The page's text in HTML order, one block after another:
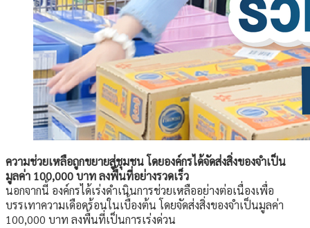
ความช่วยเหลือถูกขยายสู่ชุมชน โดยองค์กรได้จัดส่งสิ่งของจำเป็น
มูลค่า 100,000 บาท ลงพื้นที่อย่างรวดเร็ว
นอกจากนี้ องค์กรได้เร่งดำเนินการช่วยเหลืออย่างต่อเนื่องเพื่อ
บรรเทาความเดือดร้อนในเบื้องต้น โดยจัดส่งสิ่งของจำเป็นมูลค่า
100,000 บาท ลงพื้นที่เป็นการเร่งด่วน